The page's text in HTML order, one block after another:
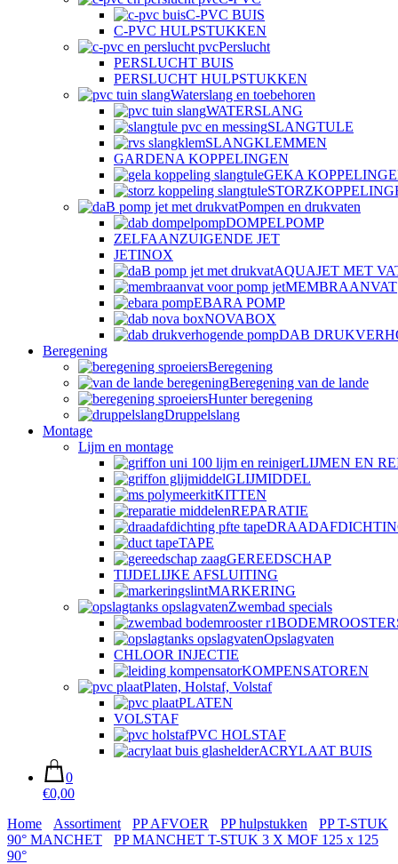
C-PVC BUIS
C-PVC HULPSTUKKEN
Perslucht
PERSLUCHT BUIS
PERSLUCHT HULPSTUKKEN
Waterslang en toebehoren
WATERSLANG
SLANGTULE
SLANGKLEMMEN
GARDENA KOPPELINGEN
GEKA
Pompen en drukvaten
DOMPELPOMP
ZELFAANZUIGENDE JET
JETINOX
AQUAJET MET
MEMBRAANVAT
EBARA POMP
NOVABOX
DAB
Beregening
Beregening
Beregening van de lande
Hunter beregening
Druppelslang
Montage
Lijm en montage
LIJMEN EN
GLIJMIDDEL
KITTEN
REPARATIE
TAPE
GEREEDSCHAP
TIJDELIJKE AFSLUITING
MARKERING
Zwembad specials
Opslagvaten
CHLOOR INJECTIE
KOMPENSATOREN
Platen, Holstaf, Volstaf
PLATEN
VOLSTAF
PVC HOLSTAF
ACRYLAAT BUIS
0
€0,00
Home
Assortiment PP AFVOER PP hulpstukken
PP T-STUK
90° MANCHET
PP MANCHET T-STUK 3 X MOF 125 x 125
90°